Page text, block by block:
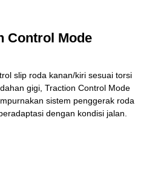
Control Mode
slip roda kanan/kiri sesuai torsi
gigi, Traction Control Mode
sistem penggerak roda
dengan kondisi jalan.